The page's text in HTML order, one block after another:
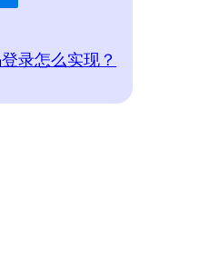
录怎么实现？